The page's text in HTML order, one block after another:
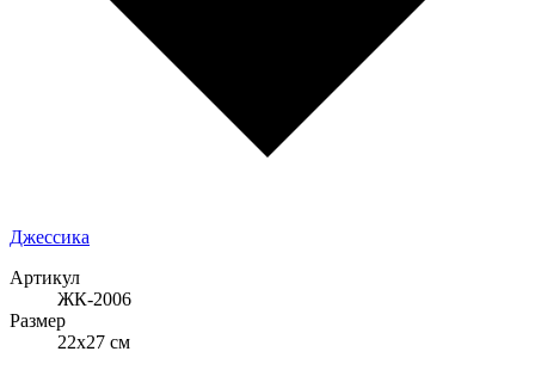
Джессика
Артикул
ЖК-2006
Размер
22x27 см